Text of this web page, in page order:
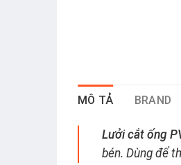
MÔ TẢ BRAND
Lưởi cắt ống
bén. Dùng để